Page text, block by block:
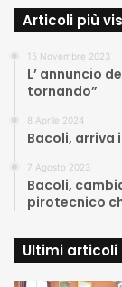
Articoli più
15 Novembre 2023
L’ annuncio
tornando”
8 Aprile 2024
Bacoli, arriva
7 Agosto 2023
Bacoli,
pirotecnico
Ultimi